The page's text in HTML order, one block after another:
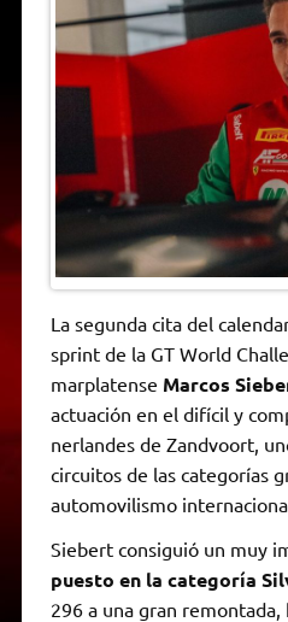
A
p
p
r
m
e
r
o
o
k
n
g
i
n
r
i
e
n
d
l
y
La segunda cita del
sprint de la GT World
marplatense Marcos
actuación en el difícil y
nerlandes de Zandvoort,
circuitos de las categorías
automovilismo
Siebert consiguió un muy
puesto en la categoría
296 a una gran